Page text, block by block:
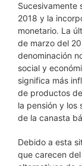
Sucesivamente
2018 y la
monetario. La
de marzo del
denominación
social y
significa más
de productos
la pensión y los
de la canasta
Debido a esta
que carecen